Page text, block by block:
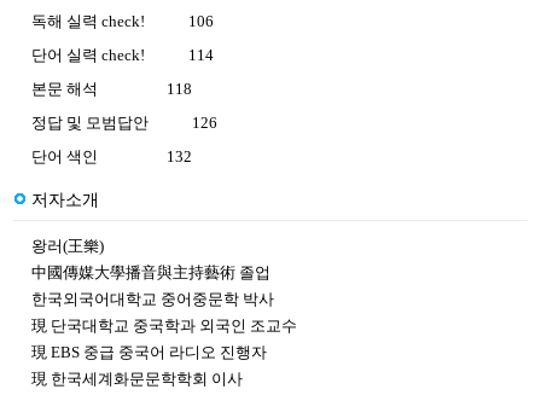
독해 실력 check! 106
단어 실력 check! 114
본문 해석 118
정답 및 모범답안 126
단어 색인 132
저자소개
왕러(王樂)
中國傳媒大學播音與主持藝術 졸업
한국외국어대학교 중어중문학 박사
現 단국대학교 중국학과 외국인 조교수
現 EBS 중급 중국어 라디오 진행자
現 한국세계화문문학학회 이사